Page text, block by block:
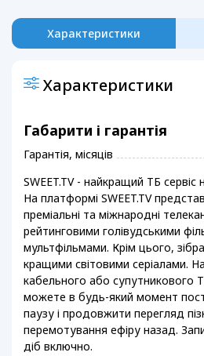
Характеристики
Характеристики
Габарити і гарантія
Гарантія, місяців
SWEET.TV - найкращий ТБ
На платформі SWEET.TV
преміальні та міжнародні
рейтинговими голівудськими
мультфільмами. Крім цього,
кращими світовими серіалами. На
кабельного або супутникового
можете в будь-який момент
паузу і продовжити перегляд
перемотування ефіру назад.
діб включно.